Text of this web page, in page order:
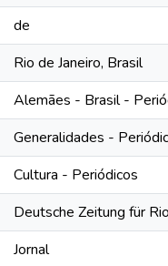
de
Rio de Janeiro, Brasil
Alemães - Brasil -
Generalidades -
Cultura - Periódicos
Deutsche Zeitung für
Jornal